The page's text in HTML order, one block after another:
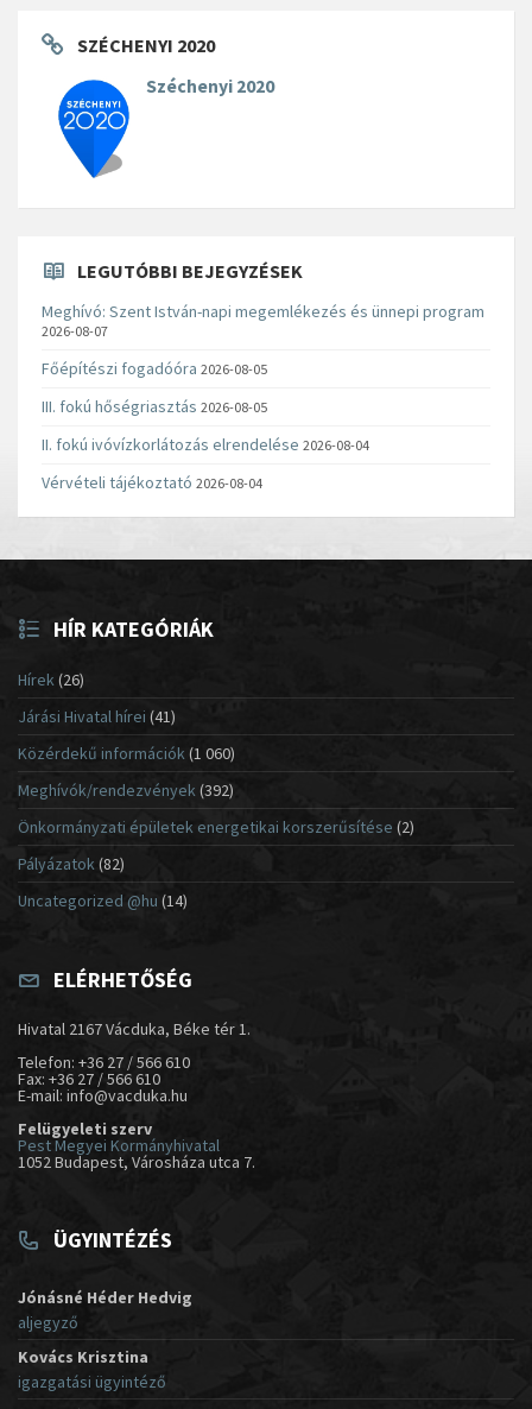
SZÉCHENYI 2020
Széchenyi 2020
LEGUTÓBBI BEJEGYZÉSEK
Meghívó: Szent István-napi megemlékezés és ünnepi program
2026-08-07
Főépítészi fogadóóra 2026-08-05
III. fokú hőségriasztás 2026-08-05
II. fokú ivóvízkorlátozás elrendelése 2026-08-04
Vérvételi tájékoztató 2026-08-04
HÍR KATEGÓRIÁK
Hírek(26)
Járási Hivatal hírei (41)
Közérdekű információk(1 060)
Meghívók/rendezvények (392)
Önkormányzati épületek energetikai korszerűsítése (2)
Pályázatok (82)
Uncategorized @hu (14)
ELÉRHETŐSÉG
Hivatal 2167 Vácduka, Béke tér 1.
Telefon: +36 27 / 566 610
Fax: +36 27 / 566 610
E-mail: info@vacduka.hu
Felügyeleti szerv
Pest Megyei Kormányhivatal
1052 Budapest, Városháza utca 7.
ÜGYINTÉZÉS
Jónásné Héder Hedvig
aljegyző
Kovács Krisztina
igazgatási ügyintéző